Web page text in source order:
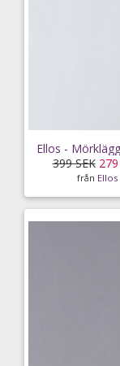
399 SEK
från Ellos